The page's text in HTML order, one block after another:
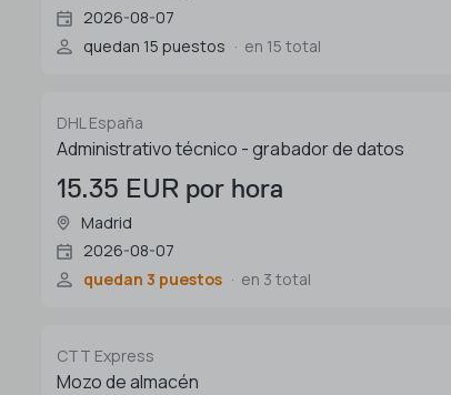
2026-08-07
quedan 15 puestos
en 15 total
DHL España
Administrativo técnico - grabador de datos
15.35 EUR por hora
Madrid
2026-08-07
quedan 3 puestos
en 3 total
CTT Express
Mozo de almacén